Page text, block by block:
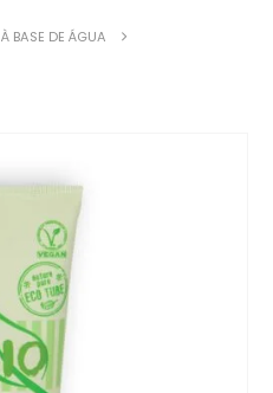
À BASE DE ÁGUA